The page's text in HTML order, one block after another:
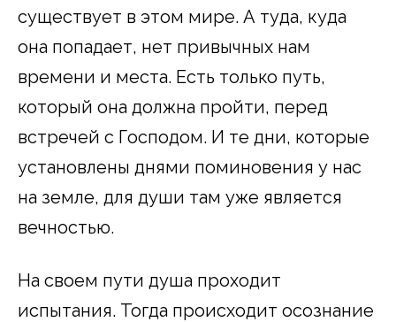
существует в этом мире. А туда, куда
она попадает, нет привычных нам
времени и места. Есть только путь,
который она должна пройти, перед
встречей с Господом. И те дни, которые
установлены днями поминовения у нас
на земле, для души там уже является
вечностью.
На своем пути душа проходит
испытания. Тогда происходит осознание